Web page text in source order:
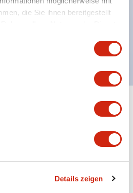
die Sie ihnen bereitgestellt
Ihrer Nutzung der Dienste
Details zeigen
möglich
Genehmigungen & Standards